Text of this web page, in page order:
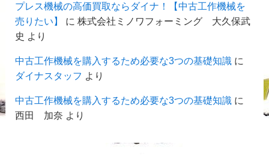
プレス機械の高価買取ならダイナ！【中古工作機械を
売りたい】
に 株式会社ミノワフォーミング 大久保武
史 より
中古工作機械を購入するため必要な3つの基礎知識に
ダイナスタッフ より
中古工作機械を購入するため必要な3つの基礎知識に
西田 加奈 より